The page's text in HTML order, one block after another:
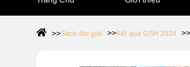
Sách đạt giải Kết quả GSH 2024